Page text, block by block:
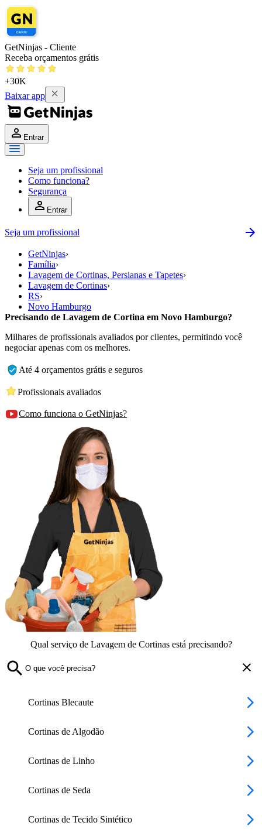
GetNinjas - Cliente
Receba orçamentos grátis
+30K
Baixar app
Entrar
Seja um profissional
Como funciona?
Segurança
Entrar
Seja um profissional
GetNinjas›
Família›
Lavagem de Cortinas, Persianas e Tapetes›
Lavagem de Cortinas›
RS›
Novo Hamburgo
Precisando de Lavagem de Cortina em Novo Hamburgo?
Milhares de profissionais avaliados por clientes, permitindo você
negociar apenas com os melhores.
Até 4 orçamentos grátis e seguros
Profissionais avaliados
Como funciona o GetNinjas?
Qual serviço de Lavagem de Cortinas está precisando?
Cortinas Blecaute
Cortinas de Algodão
Cortinas de Linho
Cortinas de Seda
Cortinas de Tecido Sintético